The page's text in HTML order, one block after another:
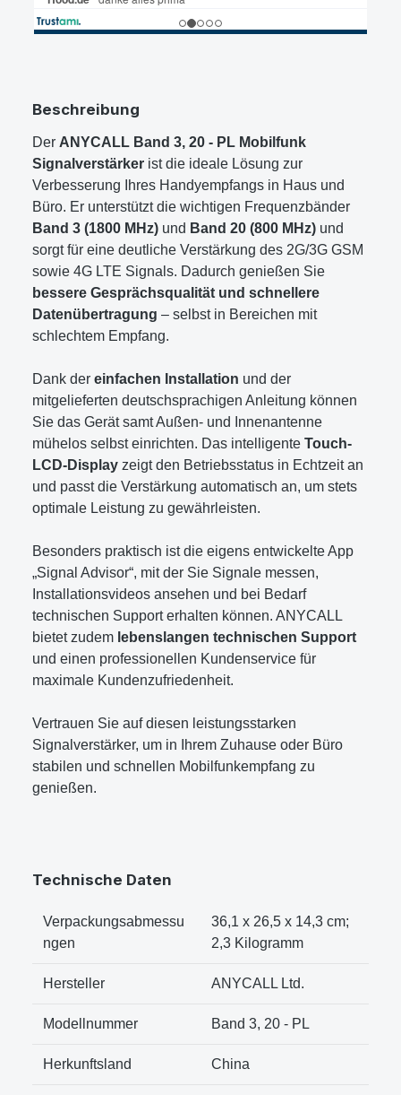
Beschreibung
Der ANYCALL Band 3, 20 - PL Mobilfunk
Signalverstärker ist die ideale Lösung zur
Verbesserung Ihres Handyempfangs in Haus und
Büro. Er unterstützt die wichtigen Frequenzbänder
Band 3 (1800 MHz) und Band 20 (800 MHz) und
sorgt für eine deutliche Verstärkung des 2G/3G GSM
sowie 4G LTE Signals. Dadurch genießen Sie
bessere Gesprächsqualität und schnellere
Datenübertragung – selbst in Bereichen mit
schlechtem Empfang.
Dank der einfachen Installation und der
mitgelieferten deutschsprachigen Anleitung können
Sie das Gerät samt Außen- und Innenantenne
mühelos selbst einrichten. Das intelligente Touch-
LCD-Display zeigt den Betriebsstatus in Echtzeit an
und passt die Verstärkung automatisch an, um stets
optimale Leistung zu gewährleisten.
Besonders praktisch ist die eigens entwickelte App
„Signal Advisor“, mit der Sie Signale messen,
Installationsvideos ansehen und bei Bedarf
technischen Support erhalten können. ANYCALL
bietet zudem lebenslangen technischen Support
und einen professionellen Kundenservice für
maximale Kundenzufriedenheit.
Vertrauen Sie auf diesen leistungsstarken
Signalverstärker, um in Ihrem Zuhause oder Büro
stabilen und schnellen Mobilfunkempfang zu
genießen.
Technische Daten
Verpackungsabmessu
ngen
36,1 x 26,5 x 14,3 cm;
2,3 Kilogramm
Hersteller ANYCALL Ltd.
Modellnummer Band 3, 20 - PL
Herkunftsland China